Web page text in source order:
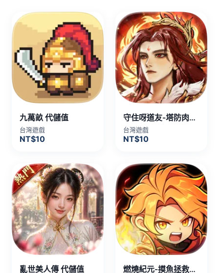
九萬畝 代儲值
台灣遊戲
NT$10
守住呀道友-塔防肉鴿手遊 代儲值
台灣遊戲
NT$10
亂世美人傳 代儲值 燃燒紀元-摸魚拯救世界 代儲值